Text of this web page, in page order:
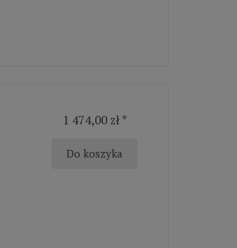
1 474,00 zł *
Do koszyka